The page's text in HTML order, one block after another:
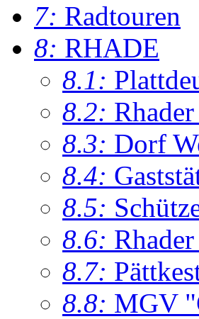
7: Radtouren
8: RHADE
8.1:
8.2:
8.3: Dorf
8.4:
8.5:
8.6:
8.7:
8.8: MGV